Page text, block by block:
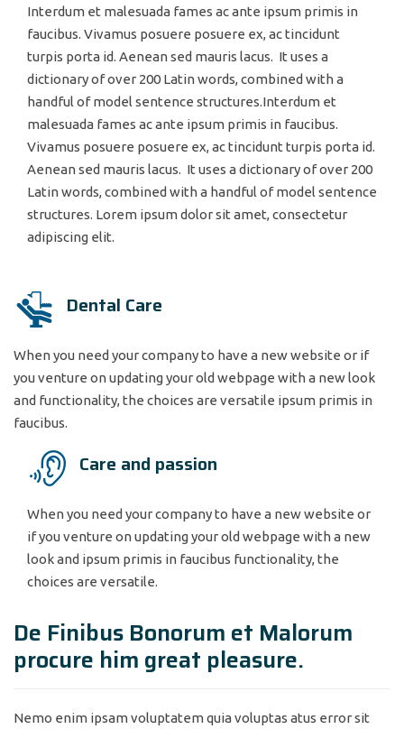
Interdum et malesuada fames ac ante ipsum primis in
faucibus. Vivamus posuere posuere ex, ac tincidunt
turpis porta id. Aenean sed mauris lacus. It uses a
dictionary of over 200 Latin words, combined with a
handful of model sentence structures.Interdum et
malesuada fames ac ante ipsum primis in faucibus.
Vivamus posuere posuere ex, ac tincidunt turpis porta id.
Aenean sed mauris lacus. It uses a dictionary of over 200
Latin words, combined with a handful of model sentence
structures. Lorem ipsum dolor sit amet, consectetur
adipiscing elit.
Dental Care
When you need your company to have a new website or if
you venture on updating your old webpage with a new look
and functionality, the choices are versatile ipsum primis in
faucibus.
Care and passion
When you need your company to have a new website or
if you venture on updating your old webpage with a new
look and ipsum primis in faucibus functionality, the
choices are versatile.
De Finibus Bonorum et Malorum
procure him great pleasure.
Nemo enim ipsam voluptatem quia voluptas atus error sit